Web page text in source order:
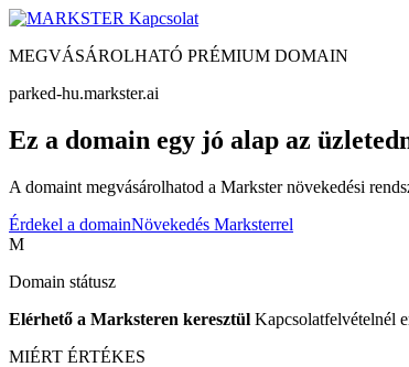
Kapcsolat
MEGVÁSÁROLHATÓ PRÉMIUM DOMAIN
parked-hu.markster.ai
Ez a domain egy jó alap az
A domaint megvásárolhatod a Markster növekedési
Érdekel a domainNövekedés Marksterrel
M
Domain státusz
Elérhető a Marksteren keresztül Kapcsolatfelvételnél
MIÉRT ÉRTÉKES